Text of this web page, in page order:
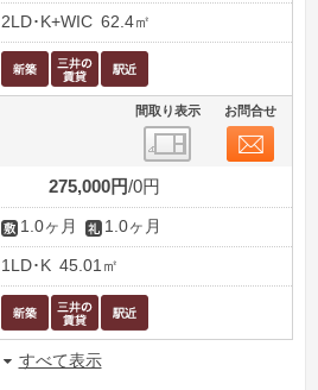
2LD･K+WIC 62.4㎡
間取り表示 お問合せ
275,000円 0円
1.0ヶ月 1.0ヶ月
1LD･K 45.01㎡
すべて表示